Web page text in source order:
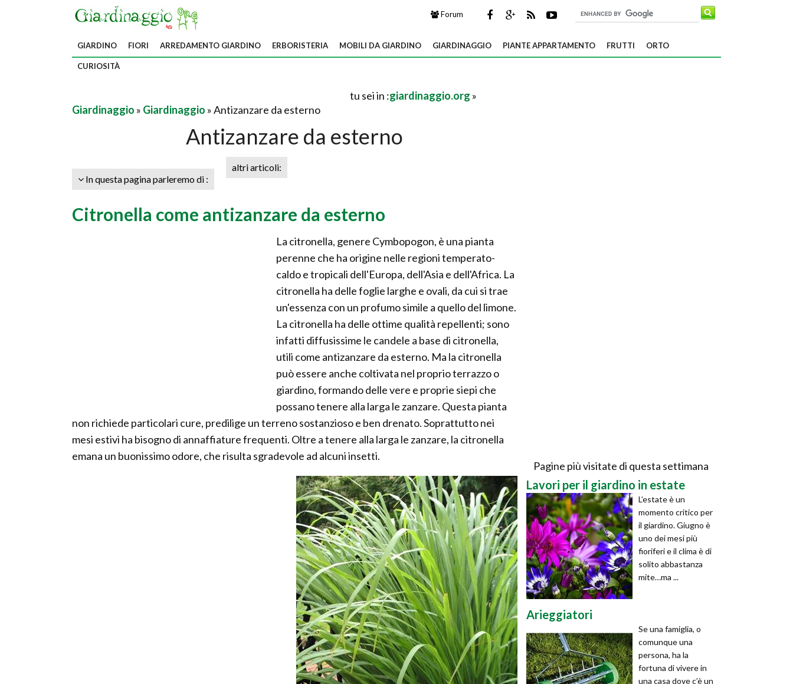
Forum
GIARDINO FIORI ARREDAMENTO GIARDINO ERBORISTERIA MOBILI DA GIARDINO GIARDINAGGIO PIANTE APPARTAMENTO FRUTTI ORTO
CURIOSITÀ
tu sei in :giardinaggio.org »
Giardinaggio » Giardinaggio » Antizanzare da esterno
Antizanzare da esterno
In questa pagina parleremo di :
altri articoli:
Citronella come antizanzare da esterno
La citronella, genere Cymbopogon, è una pianta
perenne che ha origine nelle regioni temperato-
caldo e tropicali dell'Europa, dell'Asia e dell'Africa. La
citronella ha delle foglie larghe e ovali, da cui si trae
un'essenza con un profumo simile a quello del limone.
La citronella ha delle ottime qualità repellenti; sono
infatti diffusissime le candele a base di citronella,
utili come antizanzare da esterno. Ma la citronella
può essere anche coltivata nel proprio terrazzo o
giardino, formando delle vere e proprie siepi che
possano tenere alla larga le zanzare. Questa pianta
non richiede particolari cure, predilige un terreno sostanzioso e ben drenato. Soprattutto nei
mesi estivi ha bisogno di annaffiature frequenti. Oltre a tenere alla larga le zanzare, la citronella
emana un buonissimo odore, che risulta sgradevole ad alcuni insetti.
Pagine più visitate di questa settimana
Lavori per il giardino in estate
L’estate è un
momento critico per
il giardino. Giugno è
uno dei mesi più
fioriferi e il clima è di
solito abbastanza
mite…ma ...
Arieggiatori
Se una famiglia, o
comunque una
persona, ha la
fortuna di vivere in
una casa dove c’è un